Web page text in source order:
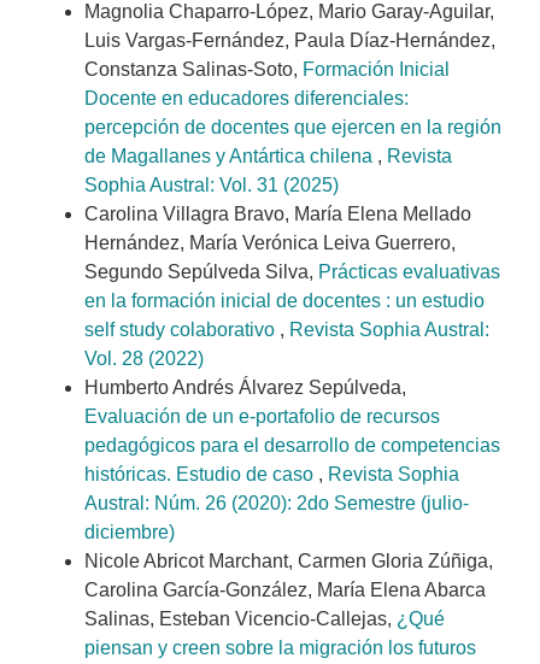
Magnolia Chaparro-López, Mario Garay-Aguilar,
Luis Vargas-Fernández, Paula Díaz-Hernández,
Constanza Salinas-Soto, Formación Inicial
Docente en educadores diferenciales:
percepción de docentes que ejercen en la región
de Magallanes y Antártica chilena , Revista
Sophia Austral: Vol. 31 (2025)
Carolina Villagra Bravo, María Elena Mellado
Hernández, María Verónica Leiva Guerrero,
Segundo Sepúlveda Silva, Prácticas evaluativas
en la formación inicial de docentes : un estudio
self study colaborativo , Revista Sophia Austral:
Vol. 28 (2022)
Humberto Andrés Álvarez Sepúlveda,
Evaluación de un e-portafolio de recursos
pedagógicos para el desarrollo de competencias
históricas. Estudio de caso , Revista Sophia
Austral: Núm. 26 (2020): 2do Semestre (julio-
diciembre)
Nicole Abricot Marchant, Carmen Gloria Zúñiga,
Carolina García-González, María Elena Abarca
Salinas, Esteban Vicencio-Callejas, ¿Qué
piensan y creen sobre la migración los futuros